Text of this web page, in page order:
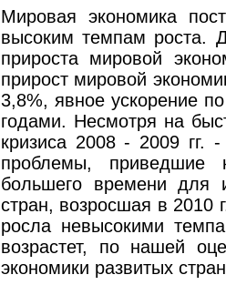
Мировая экономика
высоким темпам роста.
прироста мировой
прирост мировой
3,8%, явное ускорение
годами. Несмотря на
кризиса 2008 - 2009 гг.
проблемы, приведшие
большего времени для
стран, возросшая в 2010
росла невысокими
возрастет, по нашей
экономики развитых